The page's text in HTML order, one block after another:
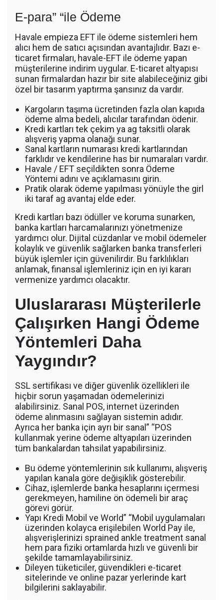
E-para” “ile Ödeme
Havale empieza EFT ile ödeme sistemleri hem
alıcı hem de satıcı açısından avantajlıdır. Bazı e-
ticaret firmaları, havale-EFT ile ödeme yapan
müşterilerine indirim uygular. E-ticaret altyapısı
sunan firmalardan hazır bir site alabileceğiniz gibi
özel bir tasarım yaptırma şansınız da vardır.
Kargoların taşıma ücretinden fazla olan kapıda
ödeme alma bedeli, alıcılar tarafından ödenir.
Kredi kartları tek çekim ya ag taksitli olarak
alışveriş yapma olanağı sunar.
Sanal kartların numarası kredi kartlarından
farklıdır ve kendilerine has bir numaraları vardır.
Havale / EFT seçildikten sonra Ödeme
Yöntemi adını ve açıklamasını girin.
Pratik olarak ödeme yapılması yönüyle the girl
iki taraf ag avantaj elde eder.
Kredi kartları bazı ödüller ve koruma sunarken,
banka kartları harcamalarınızı yönetmenize
yardımcı olur. Dijital cüzdanlar ve mobil ödemeler
kolaylık ve güvenlik sağlarken banka transferleri
büyük işlemler için güvenilirdir. Bu farklılıkları
anlamak, finansal işlemleriniz için en iyi kararı
vermenize yardımcı olacaktır.
Uluslararası Müşterilerle
Çalışırken Hangi Ödeme
Yöntemleri Daha
Yaygındır?
SSL sertifikası ve diğer güvenlik özellikleri ile
hiçbir sorun yaşamadan ödemelerinizi
alabilirsiniz. Sanal POS, internet üzerinden
ödeme alınmasını sağlayan sistemin adıdır.
Ayrıca her banka için ayrı bir sanal” “POS
kullanmak yerine ödeme altyapıları üzerinden
tüm bankalardan tahsilat yapabilirsiniz.
Bu ödeme yöntemlerinin sık kullanımı, alışveriş
yapılan kanala göre değişiklik gösterebilir.
Cihaz, işlemlerde banka hesaplarını içermesi
gerekmeyen, hamiline ön ödemeli bir araç
görevi görür.
Yapı Kredi Mobil ve World” “Mobil uygulamaları
üzerinden kolayca erişilebilen World Pay ile,
alışverişlerinizi sprained ankle treatment sanal
hem para fiziki ortamlarda hızlı ve güvenli bir
şekilde tamamlayabilirsiniz.
Dileyen tüketiciler, güvendikleri e-ticaret
sitelerinde ve online pazar yerlerinde kart
bilgilerini saklayabilir.